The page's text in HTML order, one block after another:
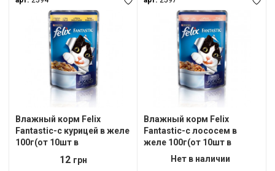
Влажный корм Felix
Fantastic-с курицей в желе
100г(от 10шт в
ассортименте)
12 грн
Влажный корм Felix
Fantastic-с лососем в
желе 100г(от 10шт в
ассортименте)
Нет в наличии